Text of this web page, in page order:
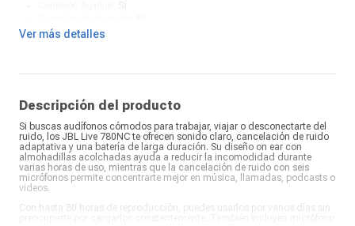
Color:Negro
Compatibilidad:App JBL
adaptador USB tipo C a clavija de 3,5 mm analógica, 1 bolsa de
transporte, 1 garantía/advertencia y 1 guía de inicio rápido
Ver más detalles
Descripción del producto
Si buscas audífonos cómodos para trabajar, viajar o desconectarte del
ruido, los JBL Live 780NC te ofrecen sonido claro, cancelación de ruido
adaptativa y una batería de larga duración. Su diseño on ear con
almohadillas acolchadas ayuda a reducir la incomodidad durante
varias horas de uso, mientras que la cancelación de ruido con seis
micrófonos permite concentrarte mejor en música, llamadas, podcasts o
videos.
Con hasta 80 horas de reproducción, puedes usarlos por varios días sin